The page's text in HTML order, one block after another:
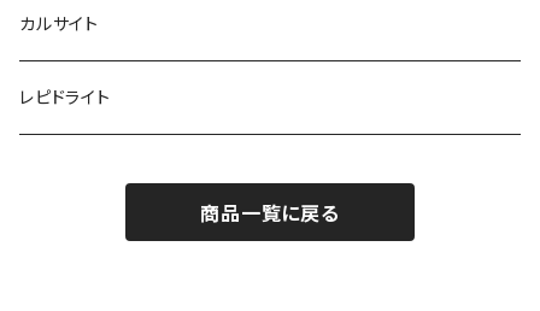
カルサイト
レピドライト
商品一覧に戻る